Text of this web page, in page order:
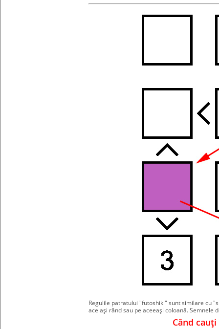
Regulile patratului "futoshiki" sunt similare cu
acelaşi rând sau pe aceeaşi coloană.
Când